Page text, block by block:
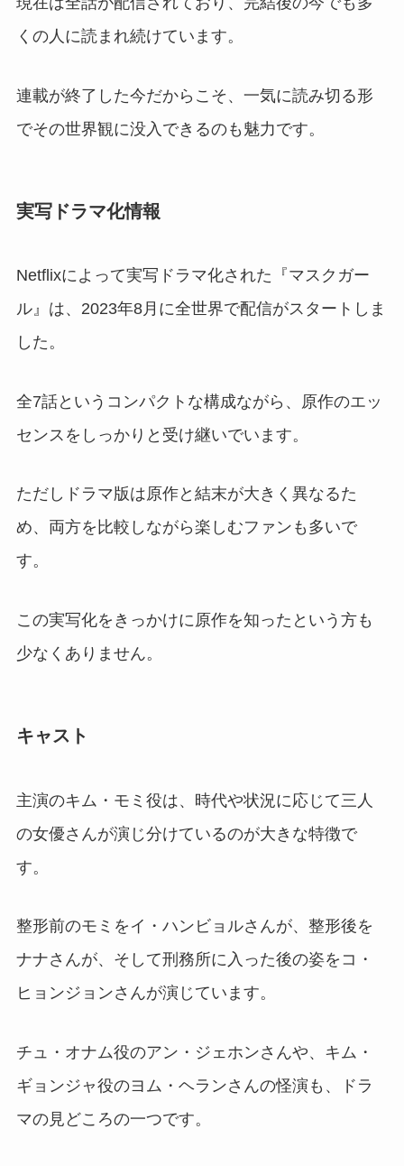
くの人に読まれ続けています。
連載が終了した今だからこそ、一気に読み切る形
でその世界観に没入できるのも魅力です。
実写ドラマ化情報
Netflixによって実写ドラマ化された『マスクガー
ル』は、2023年8月に全世界で配信がスタートしま
した。
全7話というコンパクトな構成ながら、原作のエッ
センスをしっかりと受け継いでいます。
ただしドラマ版は原作と結末が大きく異なるた
め、両方を比較しながら楽しむファンも多いで
す。
この実写化をきっかけに原作を知ったという方も
少なくありません。
キャスト
主演のキム・モミ役は、時代や状況に応じて三人
の女優さんが演じ分けているのが大きな特徴で
す。
整形前のモミをイ・ハンビョルさんが、整形後を
ナナさんが、そして刑務所に入った後の姿をコ・
ヒョンジョンさんが演じています。
チュ・オナム役のアン・ジェホンさんや、キム・
ギョンジャ役のヨム・ヘランさんの怪演も、ドラ
マの見どころの一つです。